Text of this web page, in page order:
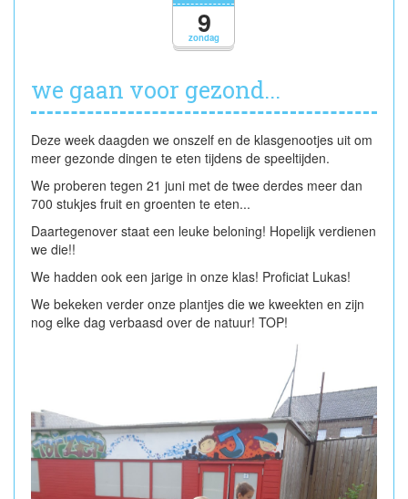
zondag
9
we gaan voor gezond...
Deze week daagden we onszelf en de klasgenootjes uit om
meer gezonde dingen te eten tijdens de speeltijden.
We proberen tegen 21 juni met de twee derdes meer dan
700 stukjes fruit en groenten te eten...
Daartegenover staat een leuke beloning! Hopelijk verdienen
we die!!
We hadden ook een jarige in onze klas! Proficiat Lukas!
We bekeken verder onze plantjes die we kweekten en zijn
nog elke dag verbaasd over de natuur! TOP!